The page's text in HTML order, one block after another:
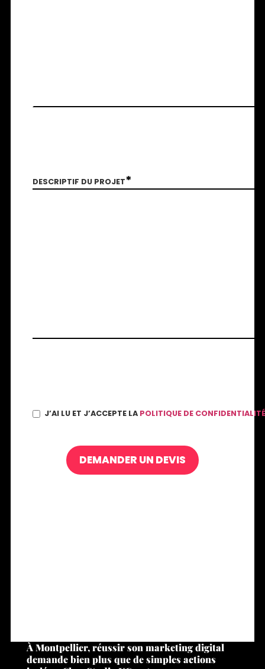
DESCRIPTIF DU PROJET*
J’AI LU ET J’ACCEPTE LA POLITIQUE DE
À Montpellier, réussir son marketing digital
demande bien plus que de simples actions